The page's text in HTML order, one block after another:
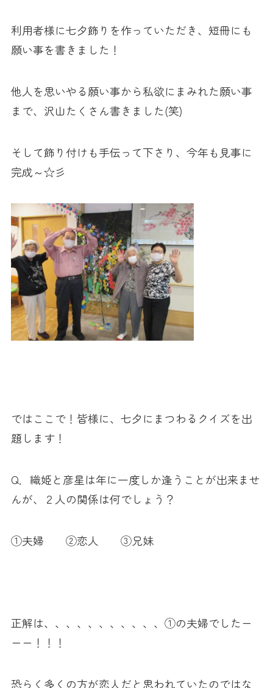
利用者様に七夕飾りを作っていただき、短冊にも
願い事を書きました！
他人を思いやる願い事から私欲にまみれた願い事
まで、沢山たくさん書きました(笑)
そして飾り付けも手伝って下さり、今年も見事に
完成～☆彡
ではここで！皆様に、七夕にまつわるクイズを出
題します！
Q．織姫と彦星は年に一度しか逢うことが出来ませ
んが、２人の関係は何でしょう？
①夫婦 ②恋人 ③兄妹
正解は、、、、、、、、、、、①の夫婦でしたー
ーー！！！
恐らく多くの方が恋人だと思われていたのではな